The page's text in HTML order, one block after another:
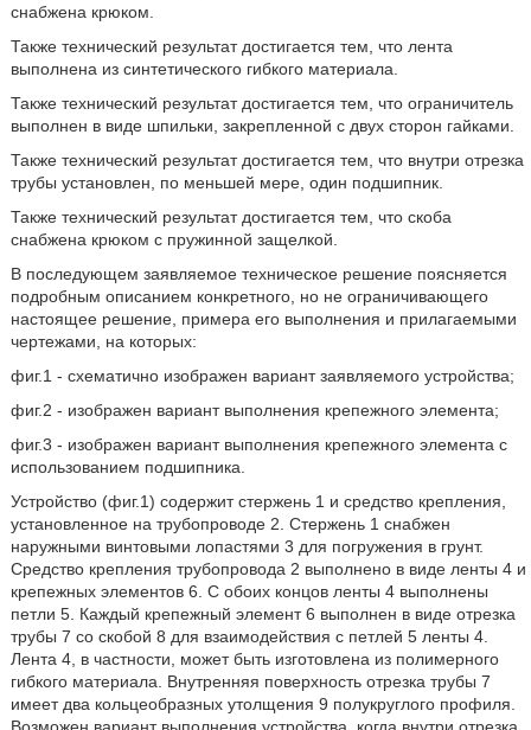
снабжена крюком.
Также технический результат достигается тем, что лента
выполнена из синтетического гибкого материала.
Также технический результат достигается тем, что ограничитель
выполнен в виде шпильки, закрепленной с двух сторон гайками.
Также технический результат достигается тем, что внутри отрезка
трубы установлен, по меньшей мере, один подшипник.
Также технический результат достигается тем, что скоба
снабжена крюком с пружинной защелкой.
В последующем заявляемое техническое решение поясняется
подробным описанием конкретного, но не ограничивающего
настоящее решение, примера его выполнения и прилагаемыми
чертежами, на которых:
фиг.1 - схематично изображен вариант заявляемого устройства;
фиг.2 - изображен вариант выполнения крепежного элемента;
фиг.3 - изображен вариант выполнения крепежного элемента с
использованием подшипника.
Устройство (фиг.1) содержит стержень 1 и средство крепления,
установленное на трубопроводе 2. Стержень 1 снабжен
наружными винтовыми лопастями 3 для погружения в грунт.
Средство крепления трубопровода 2 выполнено в виде ленты 4 и
крепежных элементов 6. С обоих концов ленты 4 выполнены
петли 5. Каждый крепежный элемент 6 выполнен в виде отрезка
трубы 7 со скобой 8 для взаимодействия с петлей 5 ленты 4.
Лента 4, в частности, может быть изготовлена из полимерного
гибкого материала. Внутренняя поверхность отрезка трубы 7
имеет два кольцеобразных утолщения 9 полукруглого профиля.